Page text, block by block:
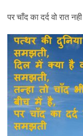
पर चाँद का दर्द वो रात